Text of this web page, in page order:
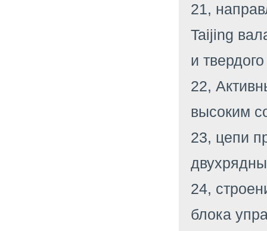
21,
Taijing
и
22,
высоким
23, цепи
24,
блока